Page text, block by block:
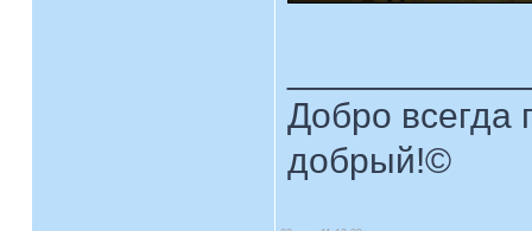
Добро всегда
добрый!©